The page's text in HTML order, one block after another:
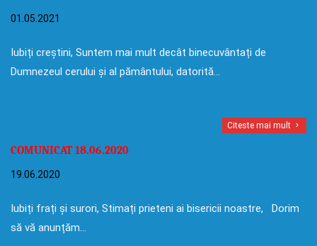
01.05.2021
Iubiți creștini, Suntem mai mult decât binecuvântați de
Dumnezeul cerului și al pământului, datorită…
Citeste mai mult
COMUNICAT 18.06.2020
19.06.2020
Iubiți frați și surori, Stimați prieteni ai bisericii noastre, Dorim
să vă anunțăm…